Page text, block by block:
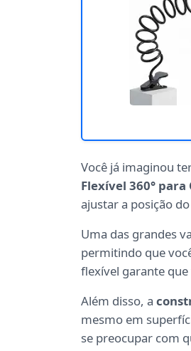
Você já imaginou
Flexível 360°
ajustar a posição
Uma das grandes
permitindo que
flexível garante
Além disso, a
mesmo em
se preocupar com